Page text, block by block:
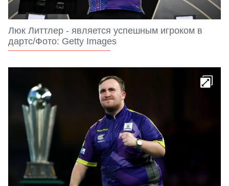
Люк Литтлер - является успешным игроком в
дартс/Фото: Getty Images